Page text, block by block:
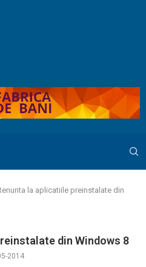
la aplicatiile preinstalate din
din Windows 8
2014